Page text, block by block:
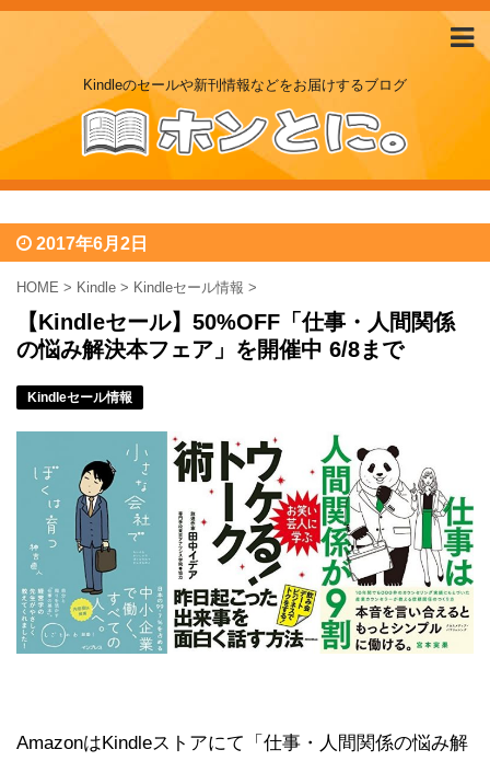
Kindleのセールや新刊情報などをお届けするブログ
2017年6月2日
HOME > Kindle > Kindleセール情報 >
【Kindleセール】50%OFF「仕事・人間関係
の悩み解決本フェア」を開催中 6/8まで
Kindleセール情報
AmazonはKindleストアにて「仕事・人間関係の悩み解